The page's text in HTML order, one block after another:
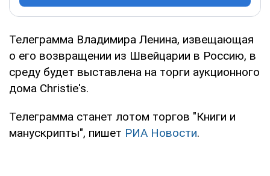
Телеграмма Владимира Ленина, извещающая
о его возвращении из Швейцарии в Россию, в
среду будет выставлена на торги аукционного
дома Christie's.
Телеграмма станет лотом торгов "Книги и
манускрипты", пишет РИА Новости.